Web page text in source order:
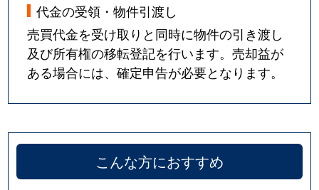
代金の受領・物件引渡し
売買代金を受け取りと同時に物件の引き渡し
及び所有権の移転登記を行います。売却益が
ある場合には、確定申告が必要となります。
こんな方におすすめ